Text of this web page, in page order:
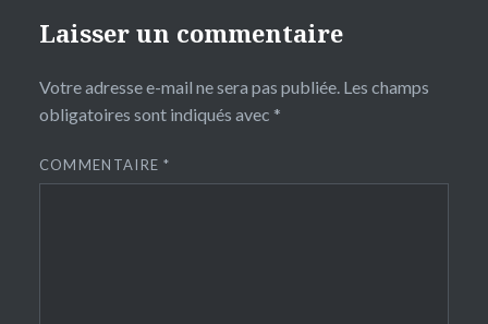
Laisser un commentaire
Votre adresse e-mail ne sera pas publiée. Les champs
obligatoires sont indiqués avec *
COMMENTAIRE*